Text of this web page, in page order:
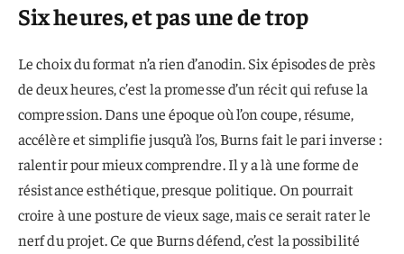
Six heures, et pas une de trop
Le choix du format n’a rien d’anodin. Six épisodes de près
de deux heures, c’est la promesse d’un récit qui refuse la
compression. Dans une époque où l’on coupe, résume,
accélère et simplifie jusqu’à l’os, Burns fait le pari inverse :
ralentir pour mieux comprendre. Il y a là une forme de
résistance esthétique, presque politique. On pourrait
croire à une posture de vieux sage, mais ce serait rater le
nerf du projet. Ce que Burns défend, c’est la possibilité